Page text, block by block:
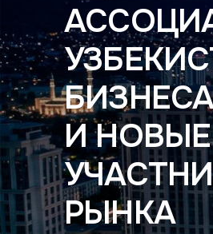
И
РЫНКА